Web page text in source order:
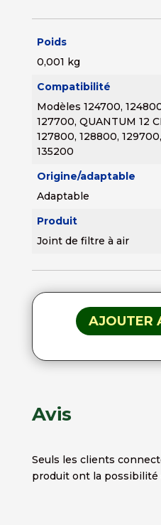
Poids
0,001 kg
Compatibilité
Modèles 124700,
127700, QUANTUM 12
127800, 128800,
135200
Origine/adaptable
Adaptable
Produit
Joint de filtre à air
AJOUTER
Avis
Seuls les clients
produit ont la possibilité